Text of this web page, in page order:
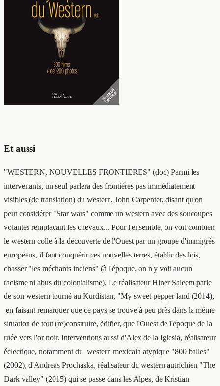
Et aussi
"WESTERN, NOUVELLES FRONTIERES" (doc) Parmi les
intervenants, un seul parlera des frontières pas immédiatement
visibles (de translation) du western, John Carpenter, disant qu'on
peut considérer "Star wars" comme un western avec des soucoupes
volantes remplaçant les chevaux... Pour l'ensemble, on voit combien
le western colle à la découverte de l'Ouest par un groupe d'immigrés
européens, il faut conquérir ces nouvelles terres, établir des lois,
chasser "les méchants indiens" (à l'époque, on n'y voit aucun
racisme ni abus du colonialisme). Le réalisateur Hiner Saleem parle
de son western tourné au Kurdistan, "My sweet pepper land (2014),
en faisant remarquer que ce pays se trouve à peu près dans la même
situation de tout (re)construire, édifier, que l'Ouest de l'époque de la
ruée vers l'or noir. Interventions aussi d'Alex de la Iglesia, réalisateur
éclectique, notamment du western mexicain atypique "800 balles"
(2002), d'Andreas Prochaska, réalisateur du western autrichien "The
Dark valley" (2015) qui se passe dans les Alpes, de Kristian